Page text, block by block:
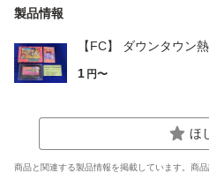
製品情報
【FC】 ダウンタウン
1 円〜
ほ
商品と関連する製品情報を掲載しています。商